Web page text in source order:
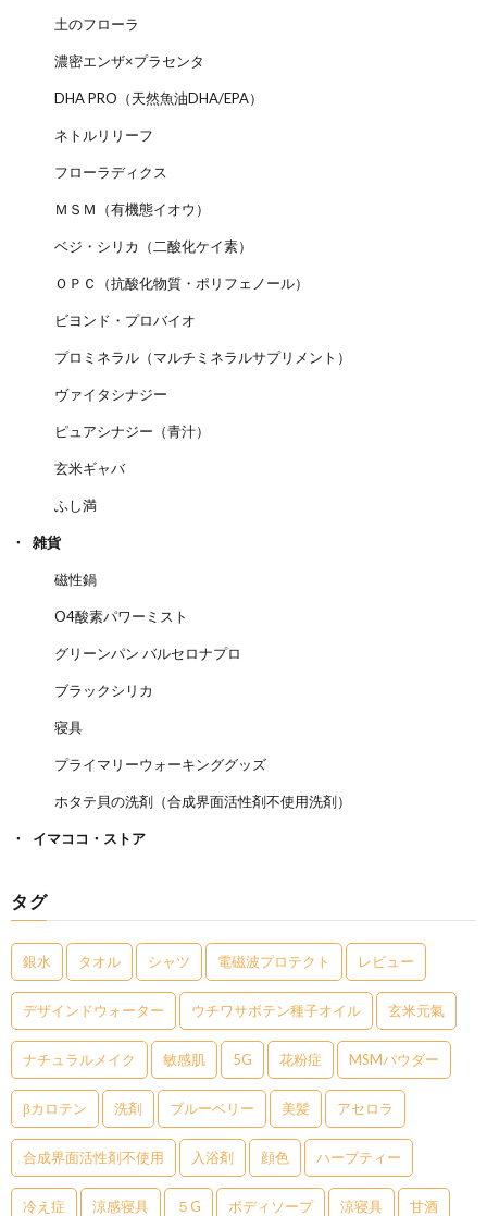
土のフローラ
濃密エンザ×プラセンタ
DHA PRO（天然魚油DHA/EPA）
ネトルリリーフ
フローラディクス
ＭＳＭ（有機態イオウ）
ベジ・シリカ（二酸化ケイ素）
ＯＰＣ（抗酸化物質・ポリフェノール）
ビヨンド・プロバイオ
プロミネラル（マルチミネラルサプリメント）
ヴァイタシナジー
ピュアシナジー（青汁）
玄米ギャバ
ふし満
雑貨
磁性鍋
O4酸素パワーミスト
グリーンパン バルセロナプロ
ブラックシリカ
寝具
プライマリーウォーキンググッズ
ホタテ貝の洗剤（合成界面活性剤不使用洗剤）
イマココ・ストア
タグ
銀水 タオル シャツ 電磁波プロテクト レビュー
デザインドウォーター ウチワサボテン種子オイル 玄米元氣
ナチュラルメイク 敏感肌 5G 花粉症 MSMパウダー
βカロテン 洗剤 ブルーベリー 美髪 アセロラ
合成界面活性剤不使用 入浴剤 顔色 ハーブティー
冷え症 涼感寝具 ５G ボディソープ 涼寝具 甘酒